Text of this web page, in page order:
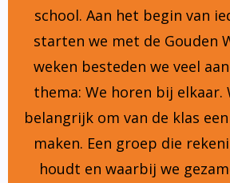
school. Aan het begin van
starten we met de Gouden
weken besteden we veel
thema: We horen bij elkaar.
belangrijk om van de klas
maken. Een groep die
houdt en waarbij we